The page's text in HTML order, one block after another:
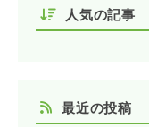
人気の記事
最近の投稿